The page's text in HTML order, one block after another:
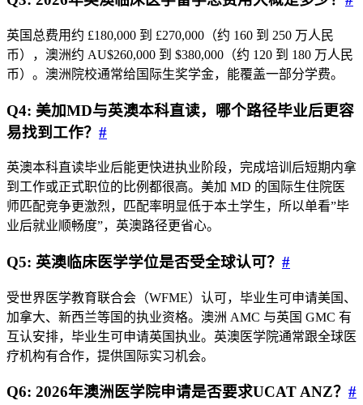
英国总费用约 £180,000 到 £270,000（约 160 到 250 万人民
币），澳洲约 AU$260,000 到 $380,000（约 120 到 180 万人民
币）。澳洲院校通常给国际生奖学金，能覆盖一部分学费。
Q4: 美加MD与英澳本科直读，哪个路径毕业后更容
易找到工作？ #
英澳本科直读毕业后能更快进执业阶段，完成培训后短期内拿
到工作或正式职位的比例都很高。美加 MD 的国际生住院医
师匹配竞争更激烈，匹配率明显低于本土学生，所以单看”毕
业后就业顺畅度”，英澳路径更省心。
Q5: 英澳临床医学学位是否受全球认可？ #
受世界医学教育联合会（WFME）认可，毕业生可申请美国、
加拿大、新西兰等国的执业资格。澳洲 AMC 与英国 GMC 有
互认安排，毕业生可申请英国执业。英澳医学院通常跟全球医
疗机构有合作，提供国际实习机会。
Q6: 2026年澳洲医学院申请是否要求UCAT ANZ？ #